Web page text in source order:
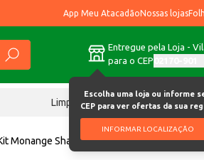
App Meu AtacadãoNossas lojas
Entregue pela Loja -
para o CEP
Escolha uma loja ou informe
CEP para ver ofertas da sua
INFORMAR LOCALIZAÇÃO
Limpeza Chocolates
Monange Shampoo 300ml + Condicionador